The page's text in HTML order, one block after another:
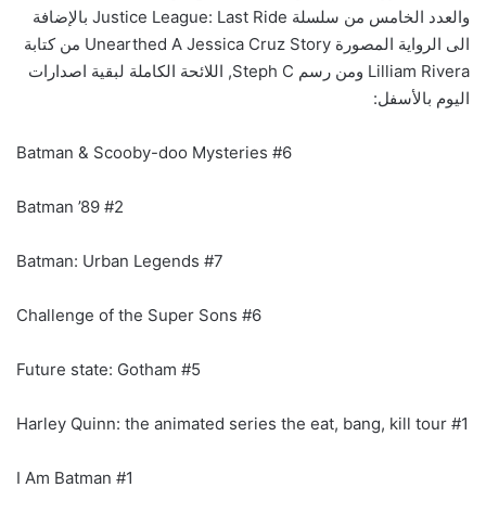
والعدد الخامس من سلسلة Justice League: Last Ride بالإضافة
الى الرواية المصورة Unearthed A Jessica Cruz Story من كتابة
Lilliam Rivera ومن رسم Steph C, اللائحة الكاملة لبقية اصدارات
اليوم بالأسفل:
Batman & Scooby-doo Mysteries #6
Batman ’89 #2
Batman: Urban Legends #7
Challenge of the Super Sons #6
Future state: Gotham #5
Harley Quinn: the animated series the eat, bang, kill tour #1
I Am Batman #1